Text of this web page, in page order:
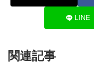
LINE
関連記事